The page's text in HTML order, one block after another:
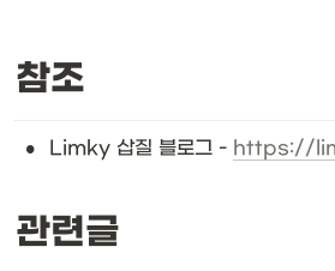
참조
• Limky 삽질 블로그 - https://
관련글